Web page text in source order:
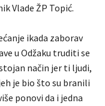
Vlade ŽP Topić.
ikada zaborav
u Odžaku truditi se
način jer ti ljudi,
je bio što su branili
ponovi da i jedna